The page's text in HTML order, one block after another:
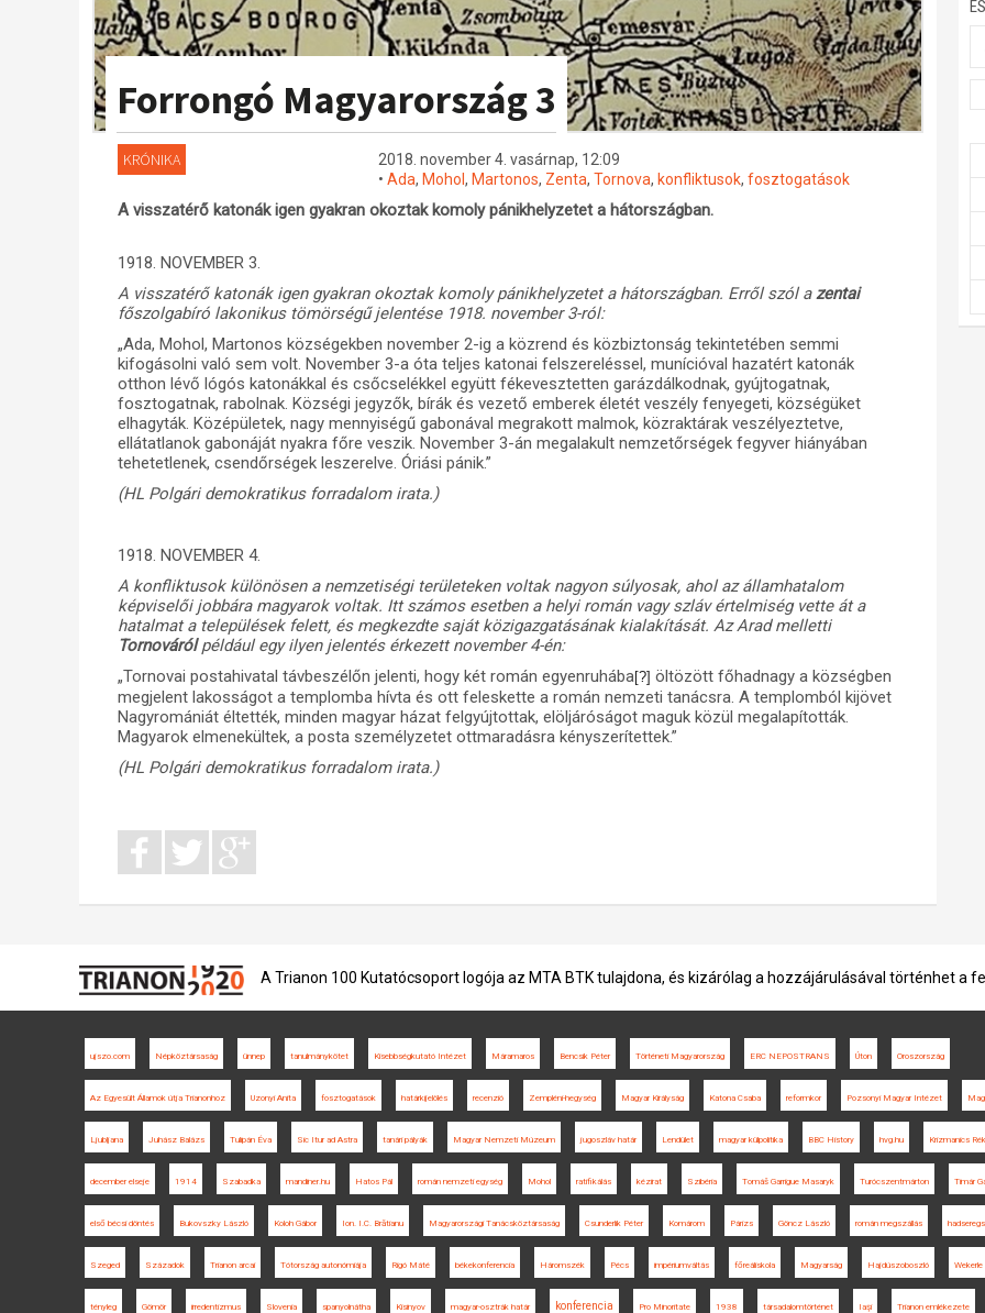
Forrongó Magyarország 3
KRÓNIKA
2018. november 4. vasárnap, 12:09
• Ada, Mohol , Martonos, Zenta, Tornova, konfliktusok, fosztogatások
A visszatérő katonák igen gyakran okoztak komoly pánikhelyzetet a hátországban.
1918. NOVEMBER 3.
A visszatérő katonák igen gyakran okoztak komoly pánikhelyzetet a hátországban. Erről szól azentai
főszolgabíró lakonikus tömörségű jelentése 1918. november 3-ról:
„Ada, Mohol, Martonos községekben november 2-ig a közrend és közbiztonság tekintetében semmi
kifogásolni való sem volt. November 3-a óta teljes katonai felszereléssel, munícióval hazatért katonák
otthon lévő lógós katonákkal és csőcselékkel együtt fékevesztetten garázdálkodnak, gyújtogatnak,
fosztogatnak, rabolnak. Községi jegyzők, bírák és vezető emberek életét veszély fenyegeti, községüket
elhagyták. Középületek, nagy mennyiségű gabonával megrakott malmok, közraktárak veszélyeztetve,
ellátatlanok gabonáját nyakra főre veszik. November 3-án megalakult nemzetőrségek fegyver hiányában
tehetetlenek, csendőrségek leszerelve. Óriási pánik.”
(HL Polgári demokratikus forradalom irata.)
1918. NOVEMBER 4.
A konfliktusok különösen a nemzetiségi területeken voltak nagyon súlyosak, ahol az államhatalom
képviselői jobbára magyarok voltak. Itt számos esetben a helyi román vagy szláv értelmiség vette át a
hatalmat a települések felett, és megkezdte saját közigazgatásának kialakítását. Az Arad melletti
Tornovárólpéldául egy ilyen jelentés érkezett november 4-én:
„Tornovai postahivatal távbeszélőn jelenti, hogy két román egyenruhába[?] öltözött főhadnagy a községben
megjelent lakosságot a templomba hívta és ott feleskette a román nemzeti tanácsra. A templomból kijövet
Nagyromániát éltették, minden magyar házat felgyújtottak, elöljáróságot maguk közül megalapították.
Magyarok elmenekültek, a posta személyzetet ottmaradásra kényszerítettek.”
(HL Polgári demokratikus forradalom irata.)
A Trianon 100 Kutatócsoport logója az MTA BTK tulajdona, és kizárólag a hozzájárulásával történhet a
ujszo.com Népköztársaság ünnep tanulmánykötet Kisebbségkutató Intézet Máramaros Bencsik Péter Történeti Magyarország ERC NEPOSTRANS Úton Oroszország
Az Egyesült Államok útja Trianonhoz Uzonyi Anita fosztogatások határkijelölés recenzió Zempléni-hegység Magyar Királyság Katona Csaba reformkor Pozsonyi Magyar Intézet
Ljubljana Juhász Balázs Tulipán Éva Sic Itur ad Astra tanári pályák Magyar Nemzeti Múzeum jugoszláv határ Lendület magyar külpolitika BBC History hvg.hu Krizmanics
december elseje 1914 Szabadka mandiner.hu Hatos Pál román nemzeti egység Mohol ratifikálás kézirat Szibéria Tomáš Garrigue Masaryk Turócszentmárton Timár
első bécsi döntés Bukovszky László Koloh Gábor Ion. I.C. Brătianu Magyarországi Tanácsköztársaság Csunderlik Péter Komárom Párizs Göncz László román megszállás
Szeged Századok Trianon arcai Tótország autonómiája Rigó Máté békekonferencia Háromszék Pécs impériumváltás főreáliskola Magyarság Hajdúszoboszló
tényleg Gömör irredentizmus Slovenia spanyolnátha Kisinyov magyar-osztrák határ konferencia Pro Minoritate 1938 társadalomtörténet Iaşi Trianon emlékezete